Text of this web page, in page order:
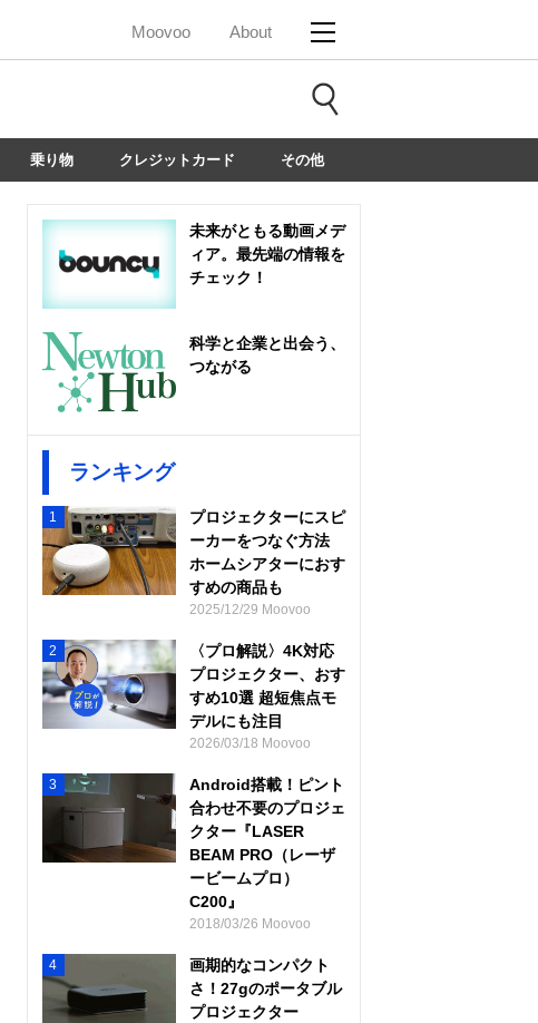
Moovoo About
乗り物 クレジットカード その他
未来がともる動画メデ
ィア。最先端の情報を
チェック！
科学と企業と出会う、
つながる
ランキング
1
プロジェクターにスピ
ーカーをつなぐ方法
ホームシアターにおす
すめの商品も
2025/12/29 Moovoo
2
〈プロ解説〉4K対応
プロジェクター、おす
すめ10選 超短焦点モ
デルにも注目
2026/03/18 Moovoo
3
Android搭載！ピント
合わせ不要のプロジェ
クター『LASER
BEAM PRO（レーザ
ービームプロ）
C200』
2018/03/26 Moovoo
4
画期的なコンパクト
さ！27gのポータブル
プロジェクター